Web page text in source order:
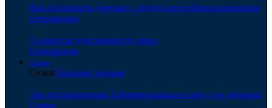
Как соблазнить девушку, следуя простейшим правилам
Отношения
5 секретов чувственного секса
Отношения
Семья
СемьяПоказать больше
Экс-возлюбленная Табакова вышла в свет с их дочерью
Семья